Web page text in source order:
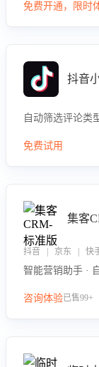
免费开通，限时
抖音
自动筛选评论类
免费试用
集客
抖音 | 京东 | 快
智能营销助手 ·
咨询体验已售99+